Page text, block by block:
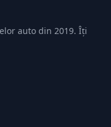
auto din 2019. Îți